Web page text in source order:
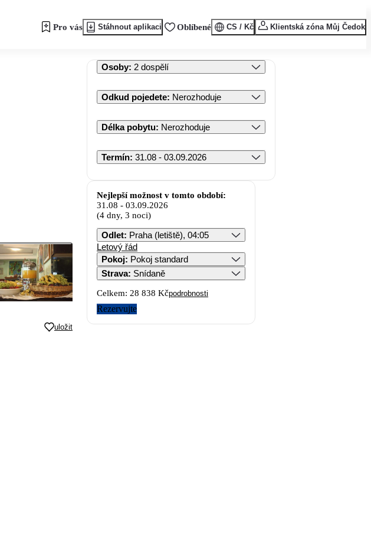
Pro vás Stáhnout aplikaci Oblíbené CS / Kč Klientská zóna Můj Čedok
uložit
Osoby: 2 dospělí
Odkud pojedete: Nerozhoduje
Délka pobytu: Nerozhoduje
Termín: 31.08 - 03.09.2026
Nejlepší možnost v tomto období:
31.08 - 03.09.2026
(4 dny, 3 noci)
Odlet: Praha (letiště), 04:05
Letový řád
Pokoj: Pokoj standard
Strava: Snídaně
Celkem: 28 838 Kčpodrobnosti
Rezervujte